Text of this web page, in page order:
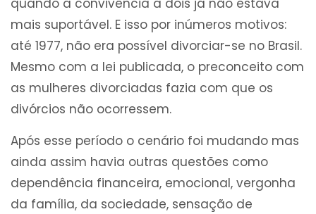
quando a convivência a dois já não estava
mais suportável. E isso por inúmeros motivos:
até 1977, não era possível divorciar-se no Brasil.
Mesmo com a lei publicada, o preconceito com
as mulheres divorciadas fazia com que os
divórcios não ocorressem.
Após esse período o cenário foi mudando mas
ainda assim havia outras questões como
dependência financeira, emocional, vergonha
da família, da sociedade, sensação de